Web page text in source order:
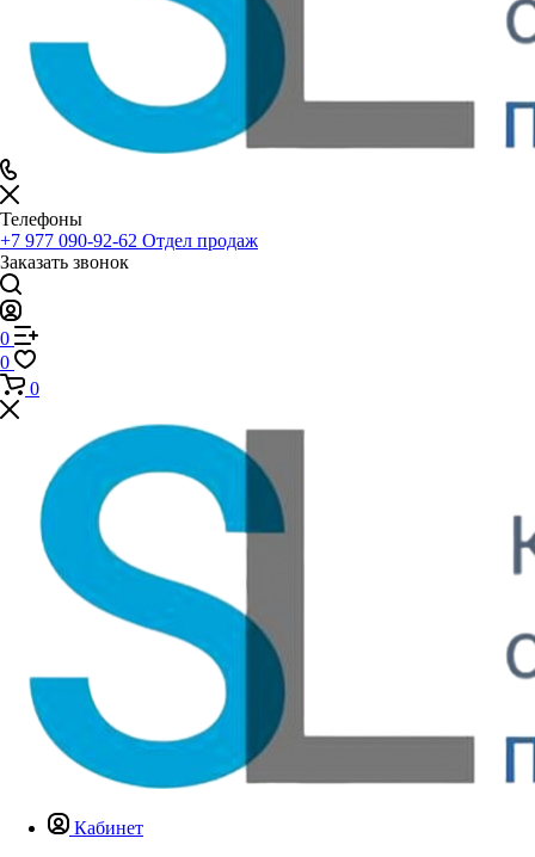
Телефоны
+7 977 090-92-62 Отдел продаж
Заказать звонок
0
0
0
Кабинет